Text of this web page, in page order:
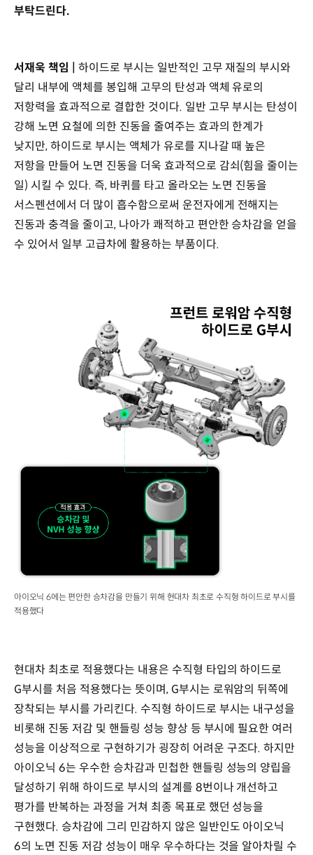
부탁드린다.
서재욱 책임 | 하이드로 부시는 일반적인 고무 재질의 부시와
달리 내부에 액체를 봉입해 고무의 탄성과 액체 유로의
저항력을 효과적으로 결합한 것이다. 일반 고무 부시는 탄성이
강해 노면 요철에 의한 진동을 줄여주는 효과의 한계가
낮지만, 하이드로 부시는 액체가 유로를 지나갈 때 높은
저항을 만들어 노면 진동을 더욱 효과적으로 감쇠(힘을 줄이는
일) 시킬 수 있다. 즉, 바퀴를 타고 올라오는 노면 진동을
서스펜션에서 더 많이 흡수함으로써 운전자에게 전해지는
진동과 충격을 줄이고, 나아가 쾌적하고 편안한 승차감을 얻을
수 있어서 일부 고급차에 활용하는 부품이다.
아이오닉 6에는 편안한 승차감을 만들기 위해 현대차 최초로 수직형 하이드로 부시를
적용했다
현대차 최초로 적용했다는 내용은 수직형 타입의 하이드로
G부시를 처음 적용했다는 뜻이며, G부시는 로워암의 뒤쪽에
장착되는 부시를 가리킨다. 수직형 하이드로 부시는 내구성을
비롯해 진동 저감 및 핸들링 성능 향상 등 부시에 필요한 여러
성능을 이상적으로 구현하기가 굉장히 어려운 구조다. 하지만
아이오닉 6는 우수한 승차감과 민첩한 핸들링 성능의 양립을
달성하기 위해 하이드로 부시의 설계를 8번이나 개선하고
평가를 반복하는 과정을 거쳐 최종 목표로 했던 성능을
구현했다. 승차감에 그리 민감하지 않은 일반인도 아이오닉
6의 노면 진동 저감 성능이 매우 우수하다는 것을 알아차릴 수